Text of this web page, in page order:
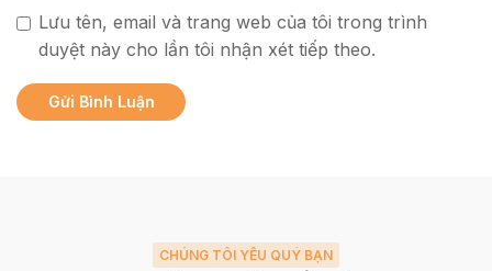
Lưu tên, email và trang web của tôi trong trình
duyệt này cho lần tôi nhận xét tiếp theo.
CHÚNG TÔI YÊU QUÝ BẠN